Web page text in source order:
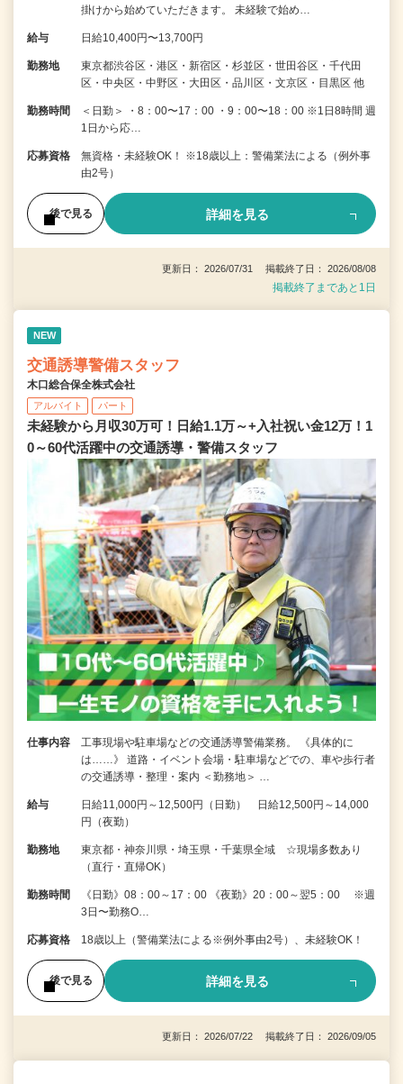
掛けから始めていただきます。 未経験で始め…
給与 日給10,400円〜13,700円
勤務地
東京都渋谷区・港区・新宿区・杉並区・世田谷区・千代田
区・中央区・中野区・大田区・品川区・文京区・目黒区 他
勤務時間
＜日勤＞ ・8：00〜17：00 ・9：00〜18：00 ※1日8時間 週
1日から応…
応募資格
無資格・未経験OK！ ※18歳以上：警備業法による（例外事
由2号）
後で見る 詳細を見る
更新日： 2026/07/31 掲載終了日： 2026/08/08
掲載終了まであと1日
NEW
交通誘導警備スタッフ
木口総合保全株式会社
アルバイト パート
未経験から月収30万可！日給1.1万～+入社祝い金12万！1
0～60代活躍中の交通誘導・警備スタッフ
仕事内容
工事現場や駐車場などの交通誘導警備業務。 《具体的に
は……》 道路・イベント会場・駐車場などでの、車や歩行者
の交通誘導・整理・案内 ＜勤務地＞ …
給与
日給11,000円～12,500円（日勤） 日給12,500円～14,000
円（夜勤）
勤務地
東京都・神奈川県・埼玉県・千葉県全域 ☆現場多数あり
（直行・直帰OK）
勤務時間
《日勤》08：00～17：00 《夜勤》20：00～翌5：00 ※週
3日〜勤務O…
応募資格 18歳以上（警備業法による※例外事由2号）、未経験OK！
後で見る 詳細を見る
更新日： 2026/07/22 掲載終了日： 2026/09/05